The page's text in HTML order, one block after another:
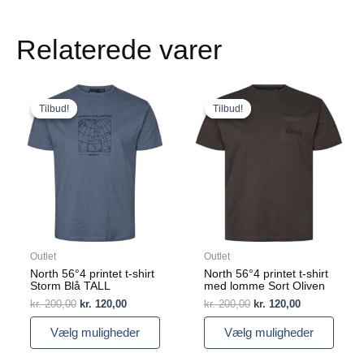
Relaterede varer
Tilbud!
Tilbud!
Outlet
North 56°4 printet t-shirt
Storm Blå TALL
kr.200,00
Den
pris
var:
kr. 200,00.
kr. 120,00
Den
aktuelle
pris
kr. 120,00.
Vælg muligheder
Dette
vare
har
flere
varianter.
Mulighederne
varesiden
Tilbud!
Tilbud!
Outlet
North 56°4 printet t-shirt
med lomme Sort Oliven
kr.200,00
Den
kr. 120,00
Den
aktuelle
pris
kr. 120,00.
Vælg muligheder
Dette
vare
har
flere
varesiden